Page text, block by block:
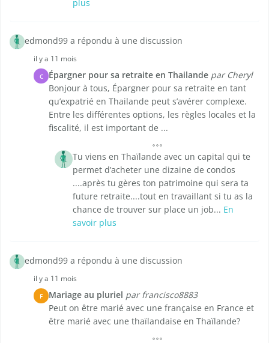
plus
edmond99 a répondu à une discussion
il y a 11 mois
C Épargner pour sa retraite en Thailande par Cheryl
Bonjour à tous, Épargner pour sa retraite en tant
qu’expatrié en Thailande peut s’avérer complexe.
Entre les différentes options, les règles locales et la
fiscalité, il est important de ...
Tu viens en Thaïlande avec un capital qui te
permet d’acheter une dizaine de condos
....après tu gères ton patrimoine qui sera ta
future retraite....tout en travaillant si tu as la
chance de trouver sur place un job... En
savoir plus
edmond99 a répondu à une discussion
il y a 11 mois
F Mariage au pluriel par francisco8883
Peut on être marié avec une française en France et
être marié avec une thaïlandaise en Thaïlande?